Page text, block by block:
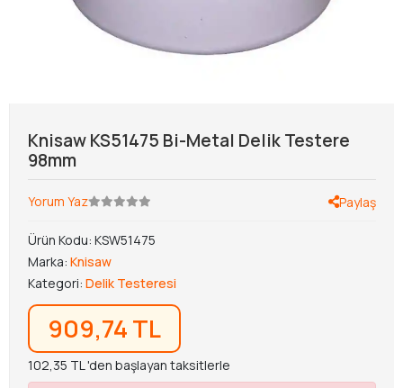
Knisaw KS51475 Bi-Metal Delik Testere
98mm
Yorum Yaz Paylaş
Ürün Kodu: KSW51475
Marka: Knisaw
Kategori: Delik Testeresi
909,74 TL
102,35 TL 'den başlayan taksitlerle